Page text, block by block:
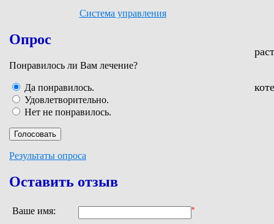
Система управления
Опрос
Понравилось ли Вам лечение?
Да понравилось.
Удовлетворительно.
Нет не понравилось.
Результаты опроса
Оставить отзыв
Ваше имя: *